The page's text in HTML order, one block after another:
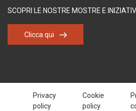
SCOPRI LE NOSTRE MOSTRE E
Clicca qui
Privacy
policy
Cookie
policy